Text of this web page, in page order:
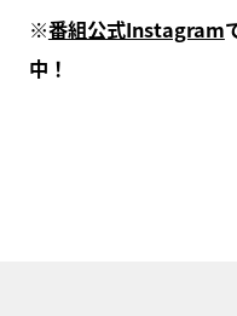
※番組公式Instagram
中！